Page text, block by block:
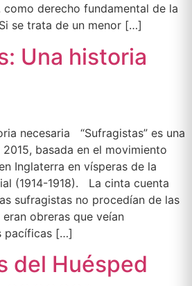
derecho fundamental de la
se trata de un menor […]
Una historia
necesaria “Sufragistas” es una
basada en el movimiento
Inglaterra en vísperas de la
(1914-1918). La cinta cuenta
sufragistas no procedían de las
obreras que veían
pacíficas […]
del Huésped